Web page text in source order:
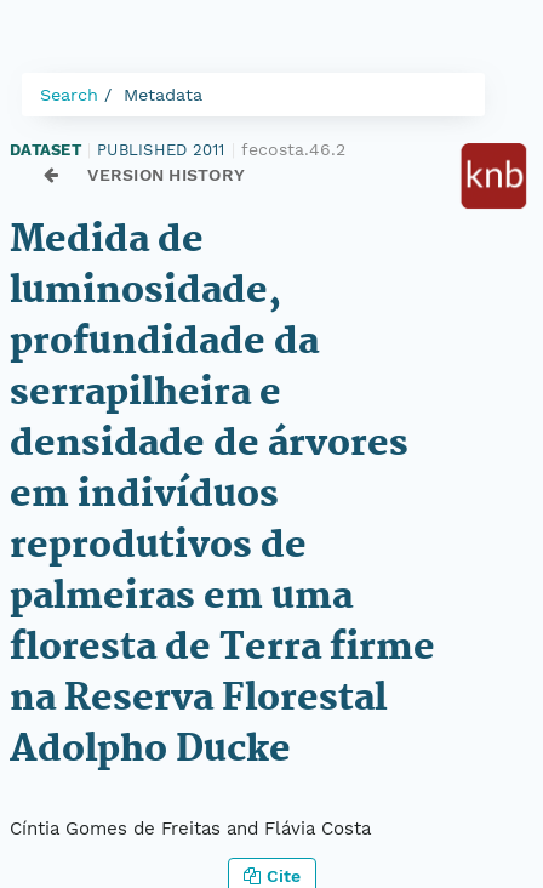
Search Metadata
DATASET PUBLISHED 2011
fecosta.46.2
VERSION HISTORY
Medida de
luminosidade,
profundidade da
serrapilheira e
densidade de árvores
em indivíduos
reprodutivos de
palmeiras em uma
floresta de Terra firme
na Reserva Florestal
Adolpho Ducke
Cíntia Gomes de Freitas and Flávia Costa
Cite